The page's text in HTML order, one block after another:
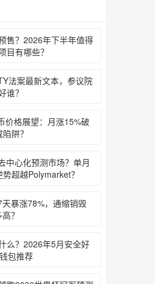
售？2026年下半年值得
目有哪些？‌‌‌‌‌‌
法案最新文本，参议院
谁？‌‌‌‌‌‌
价格展望：月涨15%破
阱？‌‌‌‌‌‌
中心化预测市场？单月
超越Polymarket？‌‌‌‌‌‌
暴涨78%，通缩销毁
？
么？2026年5月安全好
包推荐